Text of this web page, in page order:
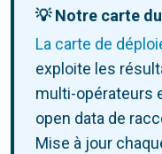
💡 Notre carte
La carte de
exploite les
multi-opérateurs
open data de
Mise à jour